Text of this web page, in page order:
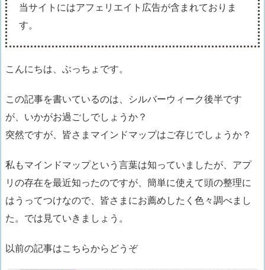
当サイトにはアフェリエイト広告が含まれておりま
す。
こんにちは、ぶっちょです。
この記事を書いているのは、シルバーウィーク後半です
が、いかがお過ごしでしょうか？
突然ですが、皆さまマインドマップはご存じでしょうか？
私もマインドマップという言葉は知っていましたが、 アプ
リの存在を最近知ったのですが、簡単に使えて頭の整理に
はうってつけなので、 皆さまにお薦めしたく色々調べまし
た。では見ていきましょう。
以前の記事はこちらからどうぞ